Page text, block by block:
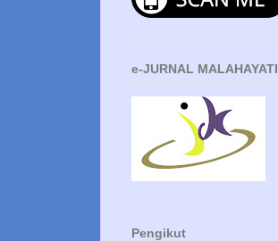
e-JURNAL MALAHAYATI
Pengikut